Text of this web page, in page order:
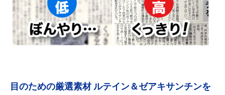
目のための厳選素材 ルテイン＆ゼアキサンチンを